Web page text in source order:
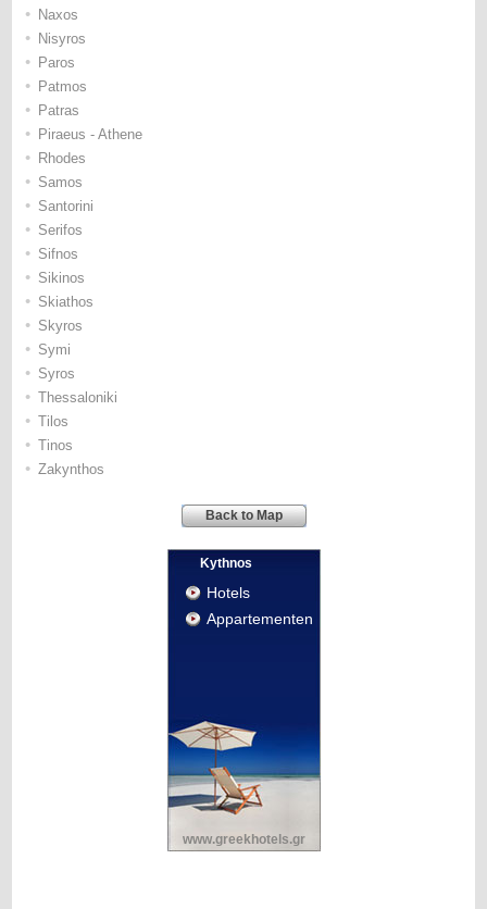
• Naxos
• Nisyros
• Paros
• Patmos
• Patras
• Piraeus - Athene
• Rhodes
• Samos
• Santorini
• Serifos
• Sifnos
• Sikinos
• Skiathos
• Skyros
• Symi
• Syros
• Thessaloniki
• Tilos
• Tinos
• Zakynthos
Back to Map
Kythnos
Hotels
Appartementen
www.greekhotels.gr